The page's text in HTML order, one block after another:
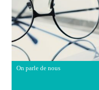
On parle de nous